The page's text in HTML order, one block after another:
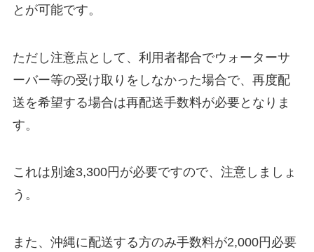
とが可能です。
ただし注意点として、利用者都合でウォーターサ
ーバー等の受け取りをしなかった場合で、再度配
送を希望する場合は再配送手数料が必要となりま
す。
これは別途3,300円が必要ですので、注意しましょ
う。
また、 沖縄に配送する方のみ手数料が2,000円 必要